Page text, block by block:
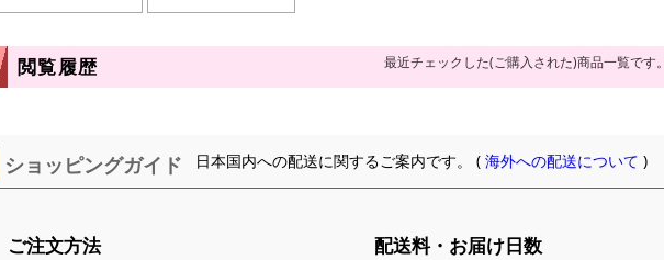
閲覧履歴 最近チェックした(ご購入された)商品一覧です。
ショッピングガイド 日本国内への配送に関するご案内です。 (海外への配送について )
ご注文方法 配送料・お届け日数